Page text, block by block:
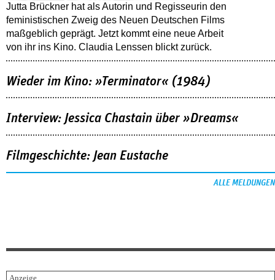
Jutta Brückner hat als Autorin und Regisseurin den
feministischen Zweig des Neuen Deutschen Films
maßgeblich geprägt. Jetzt kommt eine neue Arbeit
von ihr ins Kino. Claudia Lenssen blickt zurück.
Wieder im Kino: »Terminator« (1984)
Interview: Jessica Chastain über »Dreams«
Filmgeschichte: Jean Eustache
ALLE MELDUNGEN